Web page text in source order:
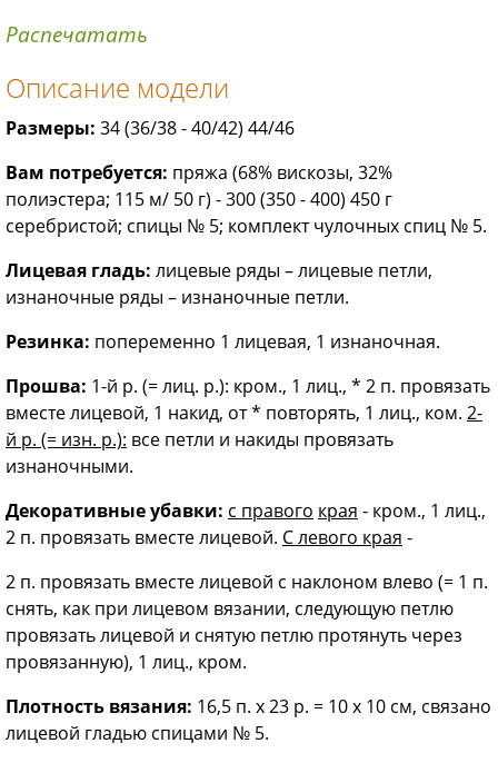
Распечатать
Описание модели
Размеры: 34 (36/38 - 40/42) 44/46
Вам потребуется: пряжа (68% вискозы, 32%
полиэстера; 115 м/ 50 г) - 300 (350 - 400) 450 г
серебристой; спицы № 5; комплект чулочных спиц № 5.
Лицевая гладь: лицевые ряды – лицевые петли,
изнаночные ряды – изнаночные петли.
Резинка: попеременно 1 лицевая, 1 изнаночная.
Прошва: 1-й р. (= лиц. р.): кром., 1 лиц., * 2 п. провязать
вместе лицевой, 1 накид, от * повторять, 1 лиц., ком. 2-
й р. (= изн. р.): все петли и накиды провязать
изнаночными.
Декоративные убавки: с правого края - кром., 1 лиц.,
2 п. провязать вместе лицевой. С левого края -
2 п. провязать вместе лицевой с наклоном влево (= 1 п.
снять, как при лицевом вязании, следующую петлю
провязать лицевой и снятую петлю протянуть через
провязанную), 1 лиц., кром.
Плотность вязания: 16,5 п. х 23 р. = 10 х 10 см, связано
лицевой гладью спицами № 5.